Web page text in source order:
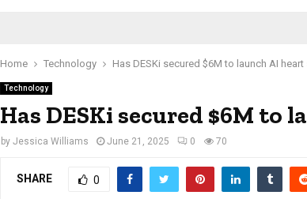
Home Technology Has DESKi secured $6M to launch AI
Technology
Has DESKi secured $6M to
byJessica Williams June 21, 2025 0 70
SHARE 0